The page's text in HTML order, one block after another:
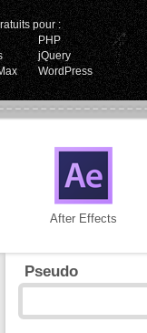
pour :
PHP
jQuery
WordPress
After Effects
Pseudo